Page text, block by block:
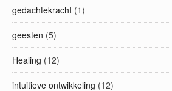
gedachtekracht (1)
geesten (5)
Healing (12)
intuitieve ontwikkeling (12)